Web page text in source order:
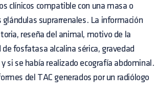
clínicos compatible con una masa o
suprarrenales. La información
reseña del animal, motivo de la
fosfatasa alcalina sérica, gravedad
si se había realizado ecografía abdominal.
del TAC generados por un radiólogo